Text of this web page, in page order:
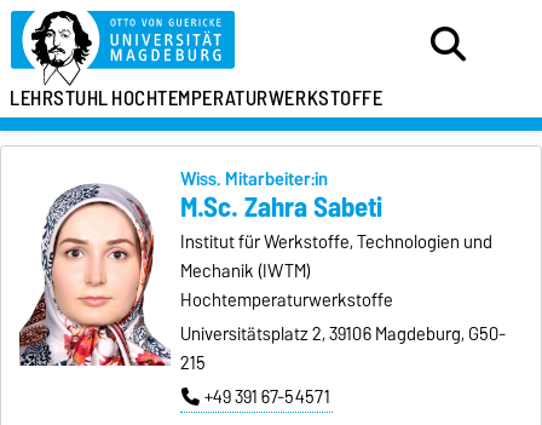
LEHRSTUHLHOCHTEMPERATURWERKSTOFFE
Wiss. Mitarbeiter:in
M.Sc. Zahra Sabeti
Institut für Werkstoffe, Technologien und
Mechanik (IWTM)
Hochtemperaturwerkstoffe
Universitätsplatz 2, 39106 Magdeburg, G50-
215
+49 391 67-54571